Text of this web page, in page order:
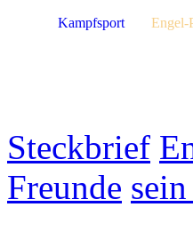
Steckbrief
Freunde
Kampfsport Engel-